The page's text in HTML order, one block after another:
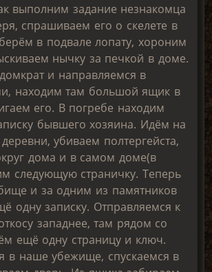
выполним задание незнакомца
спрашиваем его о скелете в
в подвале лопату, хороним
нычку за печкой в доме.
и направляемся в
находим там большой ящик в
его. В погребе находим
бывшего хозяина. Идём на
убиваем полтергейста,
дома и в самом доме(в
следующую страничку. Теперь
и за одним из памятников
одну записку. Отправляемся к
западнее, там рядом со
ещё одну страницу и ключ.
в наше убежище, спускаемся в